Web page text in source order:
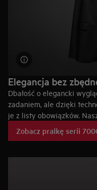
Elegancja bez
Dbałość o elegancki
zadaniem, ale dzięki
je z listy obowiązków.
w program odświeżania
odświeżenie ubrań z
Zobacz pralkę serii